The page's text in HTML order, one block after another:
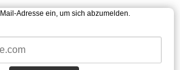
Adresse ein, um sich abzumelden.